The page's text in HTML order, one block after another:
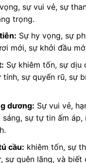
sự vui vẻ, sự
trọng.
Sự hy vọng, sự
mới, sự khởi đầu
Sự khiêm tốn, sự dịu
tính, sự quyến rũ, sự
dương: Sự vui vẻ,
sáng, sự tự tin ấm áp,
cầu: khiêm tốn, sự
sự quên lãng, và biết